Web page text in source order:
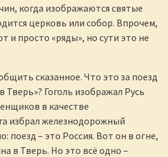
когда изображаются святые
церковь или собор. Впрочем,
и просто «ряды», но сути это не
сказанное. Что это за поезд
Тверь»? Гоголь изображал Русь
в качестве
избрал железнодорожный
поезд – это Россия. Вот он в огне,
в Тверь. Но это всё одно –